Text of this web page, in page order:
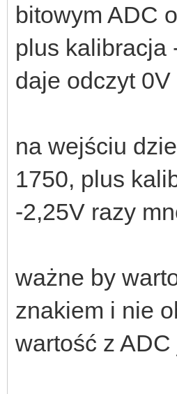
bitowym ADC
plus kalibracja
daje odczyt 0V
na wejściu
1750, plus
-2,25V razy
ważne by
znakiem i nie
wartość z